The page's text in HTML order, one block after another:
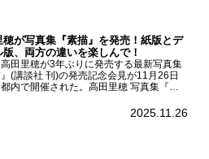
穂が写真集『素描』を発売！紙版とデ
版、両方の違いを楽しんで！
田里穂が3年ぶりに発売する最新写真集
』(講談社 刊)の発売記念会見が11月26日
都内で開催された。高田里穂 写真集『素
です』(読売テレビ)に出演するなど女優と
2025.11.26